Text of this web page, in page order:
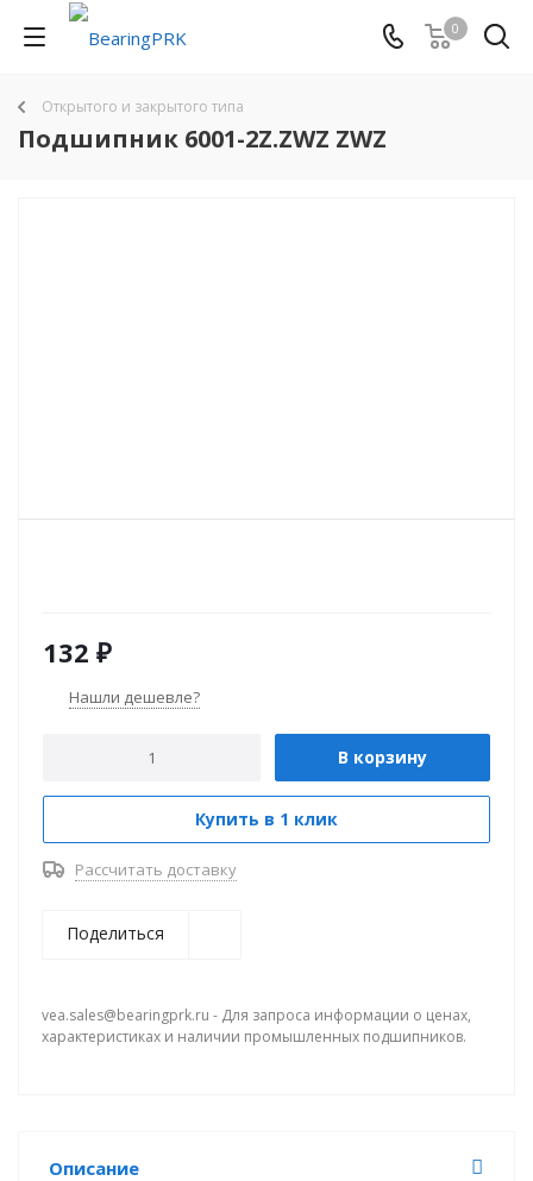
0
Открытого и закрытого типа
Подшипник 6001-2Z.ZWZ ZWZ
132 ₽
Нашли дешевле?
В корзину
Купить в 1 клик
Рассчитать доставку
Поделиться
vea.sales@bearingprk.ru - Для запроса информации о ценах,
характеристиках и наличии промышленных подшипников.
Описание